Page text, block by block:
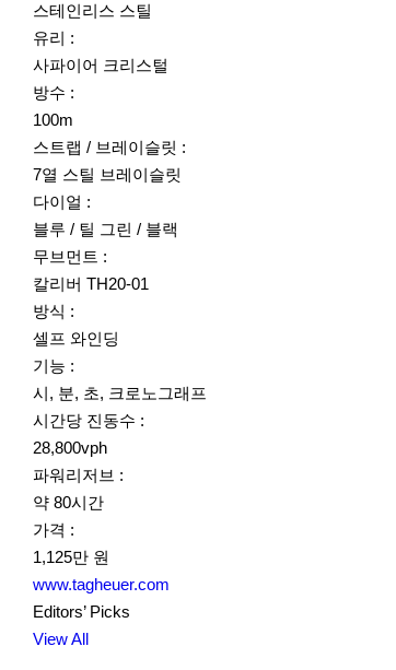
스테인리스 스틸
유리 :
사파이어 크리스털
방수 :
100m
스트랩 / 브레이슬릿 :
7열 스틸 브레이슬릿
다이얼 :
블루 / 틸 그린 / 블랙
무브먼트 :
칼리버 TH20-01
방식 :
셀프 와인딩
기능 :
시, 분, 초, 크로노그래프
시간당 진동수 :
28,800vph
파워리저브 :
약 80시간
가격 :
1,125만 원
www.tagheuer.com
Editors’ Picks
View All